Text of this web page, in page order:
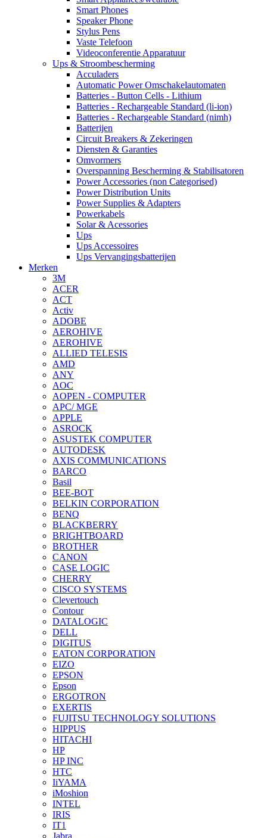
Smart Phones
Speaker Phone
Stylus Pens
Vaste Telefoon
Videoconferentie Apparatuur
Ups & Stroombescherming
Acculaders
Automatic Power Omschakelautomaten
Batteries - Button Cells - Lithium
Batteries - Rechargeable Standard (li-ion)
Batteries - Rechargeable Standard (nimh)
Batterijen
Circuit Breakers & Zekeringen
Diensten & Garanties
Omvormers
Overspanning Bescherming & Stabilisatoren
Power Accessories (non Categorised)
Power Distribution Units
Power Supplies & Adapters
Powerkabels
Solar & Acessories
Ups
Ups Accessoires
Ups Vervangingsbatterijen
Merken
3M
ACER
ACT
Activ
ADOBE
AEROHIVE
AEROHIVE
ALLIED TELESIS
AMD
ANY
AOC
AOPEN - COMPUTER
APC/ MGE
APPLE
ASROCK
ASUSTEK COMPUTER
AUTODESK
AXIS COMMUNICATIONS
BARCO
Basil
BEE-BOT
BELKIN CORPORATION
BENQ
BLACKBERRY
BRIGHTBOARD
BROTHER
CANON
CASE LOGIC
CHERRY
CISCO SYSTEMS
Clevertouch
Contour
DATALOGIC
DELL
DIGITUS
EATON CORPORATION
EIZO
EPSON
Epson
ERGOTRON
EXERTIS
FUJITSU TECHNOLOGY SOLUTIONS
HIPPUS
HITACHI
HP
HP INC
HTC
IiYAMA
iMoshion
INTEL
IRIS
IT1
Jabra